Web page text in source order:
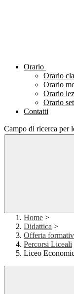
Orario
Orario
Orario
Orario
Orario
Contatti
Campo di ricerca per
Home >
Didattica >
Offerta
Percorsi Liceali
Liceo